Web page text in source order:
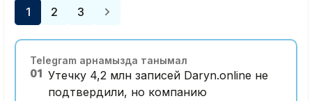
1 2 3
Telegram арнамызда танымал
01 Утечку 4,2 млн записей Daryn.online не
подтвердили, но компанию